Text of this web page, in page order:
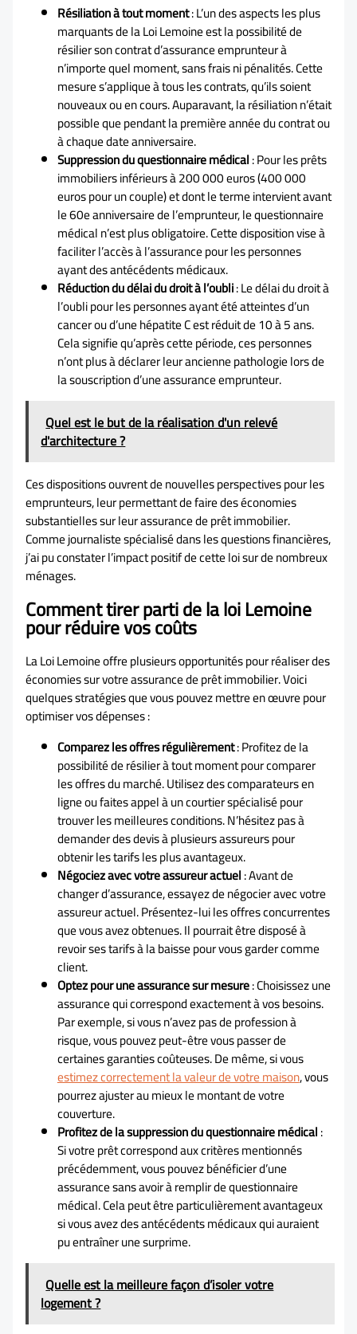
Résiliation à tout moment: L’un des aspects les plus
marquants de la Loi Lemoine est la possibilité de
résilier son contrat d’assurance emprunteur à
n’importe quel moment, sans frais ni pénalités. Cette
mesure s’applique à tous les contrats, qu’ils soient
nouveaux ou en cours. Auparavant, la résiliation n’était
possible que pendant la première année du contrat ou
à chaque date anniversaire.
Suppression du questionnaire médical: Pour les prêts
immobiliers inférieurs à 200 000 euros (400 000
euros pour un couple) et dont le terme intervient avant
le 60e anniversaire de l’emprunteur, le questionnaire
médical n’est plus obligatoire. Cette disposition vise à
faciliter l’accès à l’assurance pour les personnes
ayant des antécédents médicaux.
Réduction du délai du droit à l’oubli: Le délai du droit à
l’oubli pour les personnes ayant été atteintes d’un
cancer ou d’une hépatite C est réduit de 10 à 5 ans.
Cela signifie qu’après cette période, ces personnes
n’ont plus à déclarer leur ancienne pathologie lors de
la souscription d’une assurance emprunteur.
Quel est le but de la réalisation d'un relevé
d'architecture ?
Ces dispositions ouvrent de nouvelles perspectives pour les
emprunteurs, leur permettant de faire des économies
substantielles sur leur assurance de prêt immobilier.
Comme journaliste spécialisé dans les questions financières,
j’ai pu constater l’impact positif de cette loi sur de nombreux
ménages.
Comment tirer parti de la loi Lemoine
pour réduire vos coûts
La Loi Lemoine offre plusieurs opportunités pour réaliser des
économies sur votre assurance de prêt immobilier. Voici
quelques stratégies que vous pouvez mettre en œuvre pour
optimiser vos dépenses :
Comparez les offres régulièrement: Profitez de la
possibilité de résilier à tout moment pour comparer
les offres du marché. Utilisez des comparateurs en
ligne ou faites appel à un courtier spécialisé pour
trouver les meilleures conditions. N’hésitez pas à
demander des devis à plusieurs assureurs pour
obtenir les tarifs les plus avantageux.
Négociez avec votre assureur actuel: Avant de
changer d’assurance, essayez de négocier avec votre
assureur actuel. Présentez-lui les offres concurrentes
que vous avez obtenues. Il pourrait être disposé à
revoir ses tarifs à la baisse pour vous garder comme
client.
Optez pour une assurance sur mesure: Choisissez une
assurance qui correspond exactement à vos besoins.
Par exemple, si vous n’avez pas de profession à
risque, vous pouvez peut-être vous passer de
certaines garanties coûteuses. De même, si vous
estimez correctement la valeur de votre maison, vous
pourrez ajuster au mieux le montant de votre
couverture.
Profitez de la suppression du questionnaire médical:
Si votre prêt correspond aux critères mentionnés
précédemment, vous pouvez bénéficier d’une
assurance sans avoir à remplir de questionnaire
médical. Cela peut être particulièrement avantageux
si vous avez des antécédents médicaux qui auraient
pu entraîner une surprime.
Quelle est la meilleure façon d’isoler votre
logement ?